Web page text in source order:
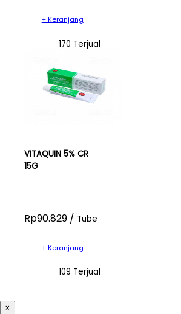
+ Keranjang
170 Terjual
VITAQUIN 5% CR
15G
Rp90.829 / Tube
+ Keranjang
109 Terjual
×